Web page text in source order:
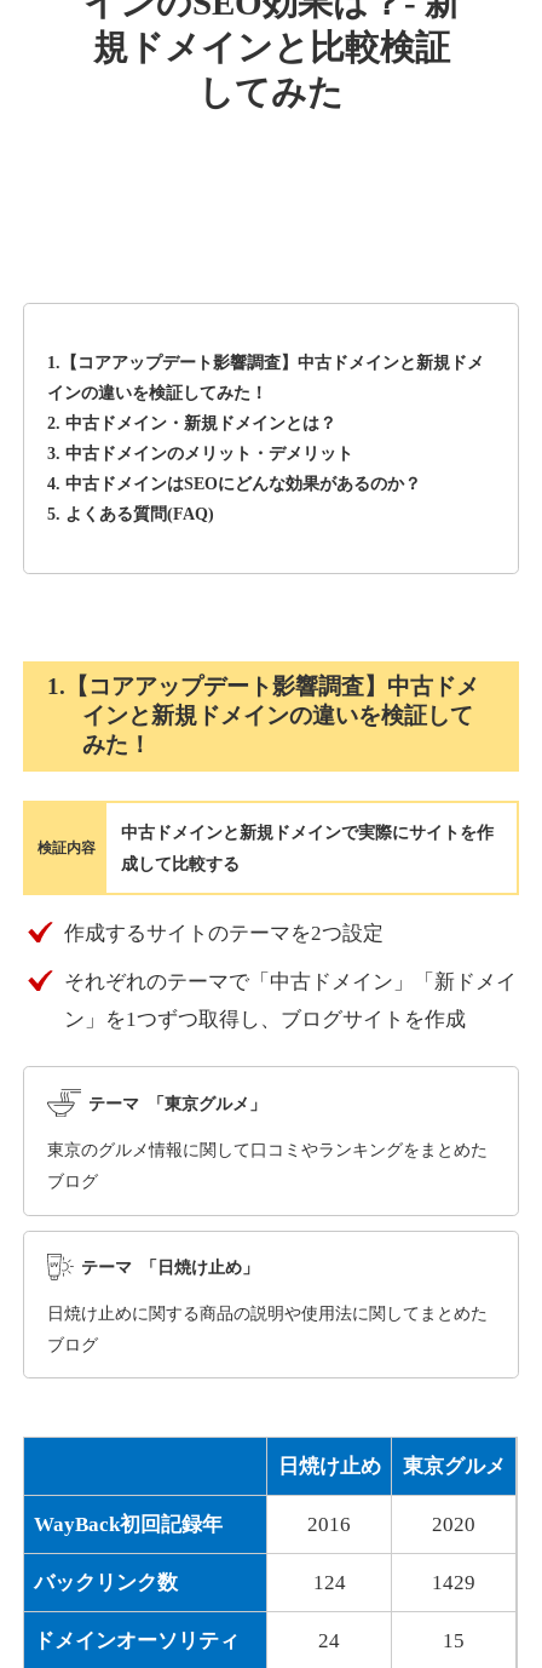
詳細を見る
rageboy.com
詳細を見る
sug-web.jp
ジャンル その他
DA42 外部リンク数740 ドメイン年齢13年
3,300円 入札 2件
詳細を見る
holocardstrategy.jp
ジャンル趣味
DA40 外部リンク数
3,300円 入札 3件
詳細を見る
suka-jp.com
ジャンルその他
DA 40 外部リンク数2518 ドメイン年齢1年
10,800円 入札 0件
詳細を見る
dka-hero.com
ジャンル その他
10,800円
詳細を見る
ジャンルその他
40
10,800円 入札 0件
規ドメインと比較検証
してみた
1.【コアアップデート影響調査】中古ドメインと新規ドメ
インの違いを検証してみた！
2. 中古ドメイン・新規ドメインとは？
3. 中古ドメインのメリット・デメリット
4. 中古ドメインはSEOにどんな効果があるのか？
5. よくある質問(FAQ)
1.【コアアップデート影響調査】中古ドメ
インと新規ドメインの違いを検証して
みた！
検証内容
中古ドメインと新規ドメインで実際にサイトを作
成して比較する
作成するサイトのテーマを2つ設定
それぞれのテーマで「中古ドメイン」「新ドメイ
ン」を1つずつ取得し、ブログサイトを作成
テーマ 「東京グルメ」
東京のグルメ情報に関して口コミやランキングをまとめた
ブログ
テーマ 「日焼け止め」
日焼け止めに関する商品の説明や使用法に関してまとめた
ブログ
日焼け止め 東京グルメ
WayBack初回記録年 2016 2020
バックリンク数 124 1429
ドメインオーソリティ 24 15